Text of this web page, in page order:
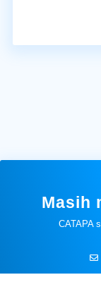
Masih
CATAPA